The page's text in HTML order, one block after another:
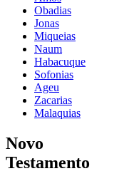
Obadias
Jonas
Miqueias
Naum
Habacuque
Sofonias
Ageu
Zacarias
Malaquias
Novo
Testamento